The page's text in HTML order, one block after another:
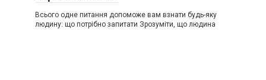
Всього одне питання допоможе вам взнати будь-яку
людину: що потрібно запитати Зрозуміти, що людина